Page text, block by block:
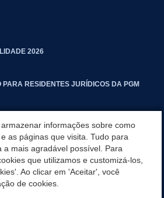
2026
PARA RESIDENTES JURÍDICOS DA PGM
IMOBILIÁRIOS SEINFRA
informações sobre como
as páginas que visita. Tudo para
a mais agradável possível. Para
que utilizamos e customizá-los,
Ao clicar em 'Aceitar', você
de cookies.